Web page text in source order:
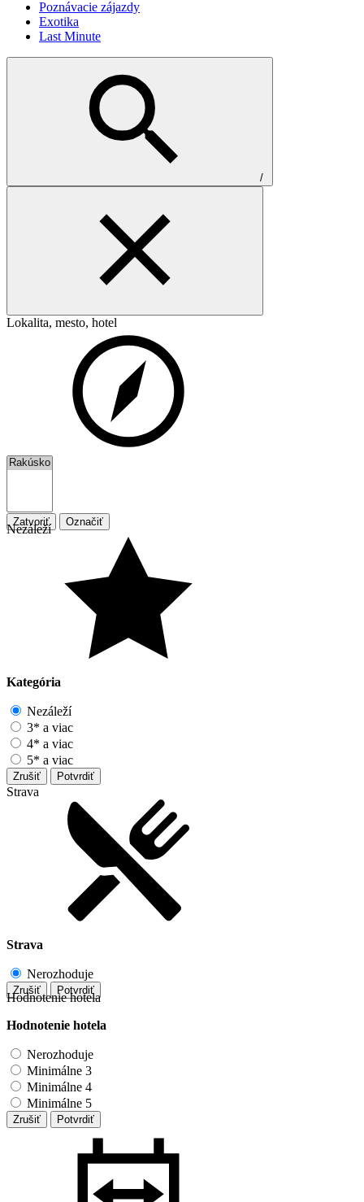
Poznávacie zájazdy
Exotika
Last Minute
/
Lokalita, mesto, hotel
Zatvoriť Označiť
Nezáleží
Kategória
Nezáleží
3* a viac
4* a viac
5* a viac
Zrušiť Potvrdiť
Strava
Strava
Nerozhoduje
Zrušiť Potvrdiť
Hodnotenie hotela
Hodnotenie hotela
Nerozhoduje
Minimálne 3
Minimálne 4
Minimálne 5
Zrušiť Potvrdiť